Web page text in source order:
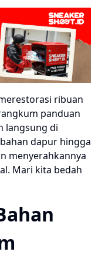
ribuan
panduan
langsung di
dapur hingga
menyerahkannya
Mari kita bedah